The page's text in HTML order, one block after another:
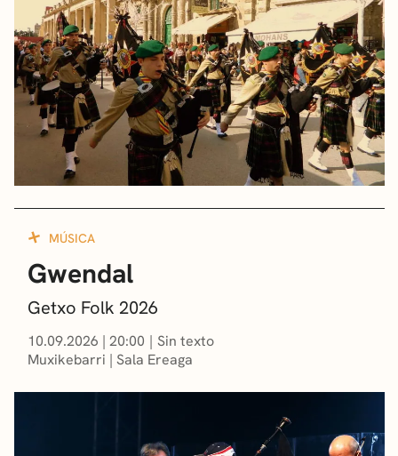
MÚSICA
Gwendal
Getxo Folk 2026
10.09.2026 | 20:00
Sin texto
Muxikebarri | Sala Ereaga